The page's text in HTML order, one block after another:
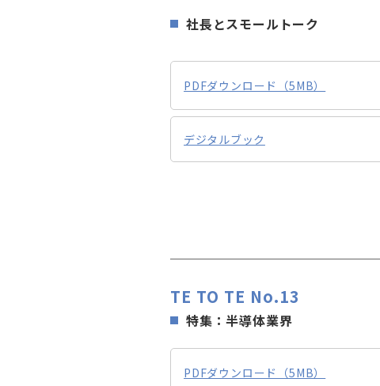
社長とスモールトーク
PDFダウンロード（5MB）
デジタルブック
TE TO TE No.13
特集：半導体業界
PDFダウンロード（5MB）